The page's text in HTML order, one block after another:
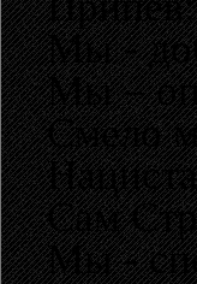
Мы -
Мы –
Смело
Сам
Мы -